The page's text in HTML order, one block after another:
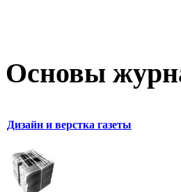
Основы
Дизайн и верстка газеты